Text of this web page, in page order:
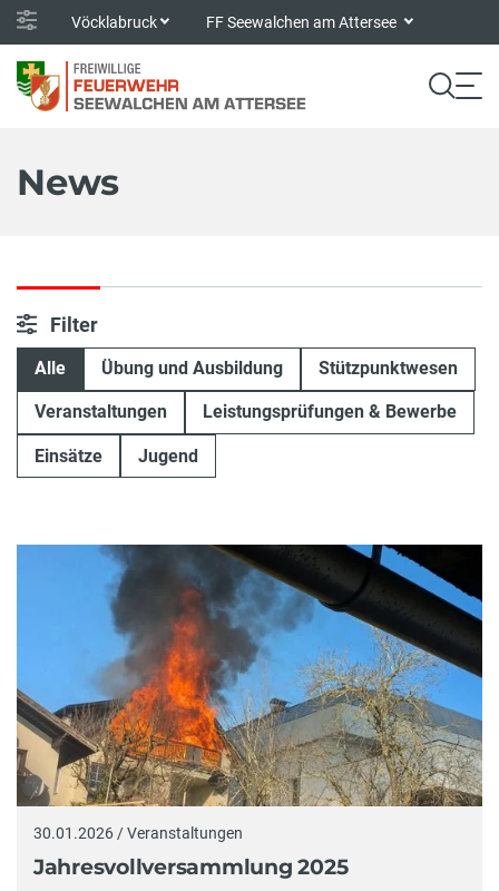
Vöcklabruck FF Seewalchen am Attersee
News
Filter
Alle Übung und Ausbildung Stützpunktwesen
Veranstaltungen Leistungsprüfungen & Bewerbe
Einsätze Jugend
30.01.2026 / Veranstaltungen
Jahresvollversammlung 2025